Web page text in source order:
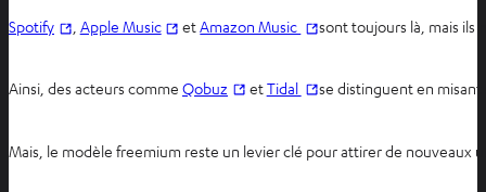
Spotify Apple Music etAmazon Music sont toujours là, mais ils
Ainsi, des acteurs comme Qobuz etTidal se distinguent en
Mais, le modèle freemium reste un levier clé pour attirer de nouveaux